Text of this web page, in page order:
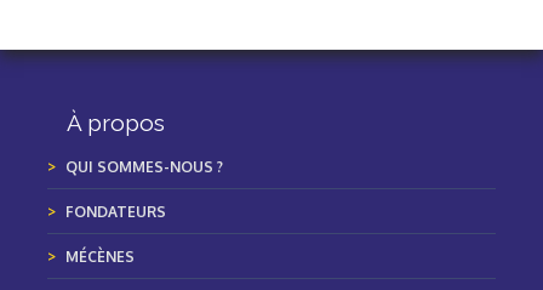
À propos
QUI SOMMES-NOUS ?
FONDATEURS
MÉCÈNES